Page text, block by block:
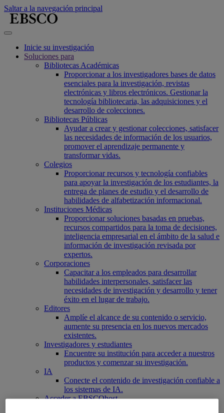
Saltar a la navegación principal
Inicie su investigación
Soluciones para
Bibliotecas Académicas
Proporcionar a los investigadores bases de datos
esenciales para la investigación, revistas
electrónicas y libros electrónicos. Gestionar la
tecnología bibliotecaria, las adquisiciones y el
desarrollo de colecciones.
Bibliotecas Públicas
Ayudar a crear y gestionar colecciones, satisfacer
las necesidades de información de los usuarios,
promover el aprendizaje permanente y
transformar vidas.
Colegios
Proporcionar recursos y tecnología confiables
para apoyar la investigación de los estudiantes, la
entrega de planes de estudio y el desarrollo de
habilidades de alfabetización informacional.
Instituciones Médicas
Proporcionar soluciones basadas en pruebas,
recursos compartidos para la toma de decisiones,
inteligencia empresarial en el ámbito de la salud e
información de investigación revisada por
expertos.
Corporaciones
Capacitar a los empleados para desarrollar
habilidades interpersonales, satisfacer las
necesidades de investigación y desarrollo y tener
éxito en el lugar de trabajo.
Editores
Amplíe el alcance de su contenido o servicio,
aumente su presencia en los nuevos mercados
existentes.
Investigadores y estudiantes
Encuentre su institución para acceder a nuestros
productos y comenzar su investigación.
IA
Conecte el contenido de investigación confiable a
los sistemas de IA.
Acceder a EBSCOhost